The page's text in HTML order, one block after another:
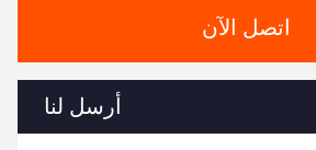
اتصل الآن
أرسل لنا